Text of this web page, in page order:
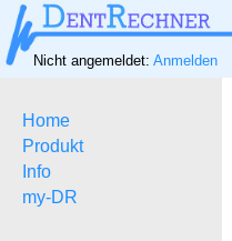
Nicht angemeldet: Anmelden
Home
Produkt
Info
my-DR